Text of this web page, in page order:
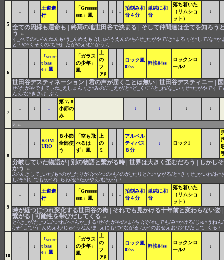
5
↓ ↓
王道進
行
↓
「Greeeee
een」風
↓ ↓ ↓
拍刻み和
音４分
単純に和
音
落ち着いた
（リムショ
ット）
↓
全ての因縁も運命も | 終焉の地世田谷で決まる | そして仲間達は全てを知ろう
う
⇔
す_べての/い^んねんも/う_んめえも /;しゅ^うえんの/ち^せ_たがやで/き^まる /;そ^して/な^か
と /;や^くそくの/ち^せ_たがやえ/む^かう /;
6
↓ ↓
「secre
t bas
e」風
↓
「ガラス
の少年」
風
上
の
フ
ァ♯
↓ ↓
ロック風
02ss
軽快04ss
ロックンロ
ール2
↓
世田谷デスティネーション | 君の声が届くことは無い | 世田谷デスティニー |
せ^たがやですてぃね_えしょん /;き^みの/こ_えが/と^ど_く/こ^と_わ/な_い /;せ^たがやです
んえ/な^きさけ_ぶ /;
7
↓ ↓ ↓
第 7, 8
小節の
み
↓ ↓ ↓ ↓
♪ ⇔
8
↓ ↓
KOM
URO
８小節
全部使
う
「空も飛
べるは
ず」風
上
の
ミ
↓ ↓
アルベル
ティバス
８分
↓ ロック1 ↓
分岐していた物語が | 別の物語と繋がる時 | 世界は大きく歪むだろう | しかし
かう
⇔
ぶ^んきして_いた/も^のが_たりが /;べ^つの/も^のが_たりと/つ^ながる/と^き /;せ_かいわ/お^
し/そ^れ_でも/か^れ_らわ/せ^たがやえ/む^かう /;
9
↓ ↓
王道進
行
↓
「Greeeee
een」風
↓ ↓ ↓
拍刻み和
音４分
単純に和
音
落ち着いた
（リムショ
ット）
↓
時が経つにつれ変化する世田谷の街 | それでも見かける十年前と変わらない姿
繋がる | 可能性を帯びだしてくる ⇔
と^き_が/た_つに/つ^れ/へ^んか_する/せ^たがやの/ま^ち /;そ^れ_でも/み^かける/じゅ^うね
/;そ^して/う_んめえわ/じゅ^うねん/ま_えにも/つ^ながる /;か^のおせえお/お^びだして_くる /;
10
↓ ↓
「secre
t bas
e」風
↓
「ガラス
の少年」
風
上
の
フ
ァ♯
↓ ↓
ロック風
02ss
軽快04ss
ロックンロ
ール2
↓